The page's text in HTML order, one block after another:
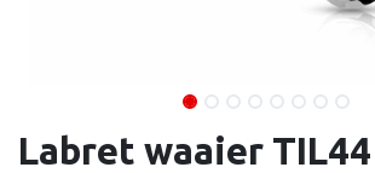
Labret waaier TIL44